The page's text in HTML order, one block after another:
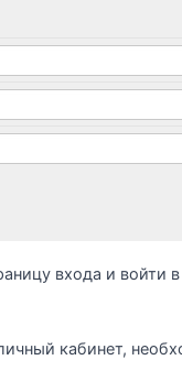
входа и войти
кабинет,